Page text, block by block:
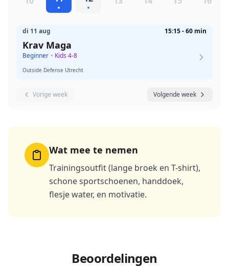
di 11 aug 15:15 - 60 min
Krav Maga
Beginner • Kids 4-8
Outside Defense Utrecht
Vorige week Volgende week
Wat mee te nemen
Trainingsoutfit (lange broek en T-shirt),
schone sportschoenen, handdoek,
flesje water, en motivatie.
Beoordelingen